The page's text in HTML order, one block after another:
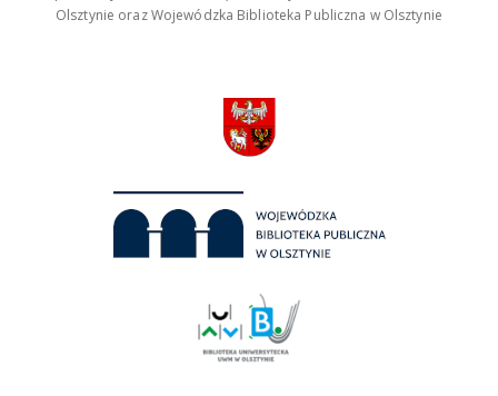
Olsztynie oraz Wojewódzka Biblioteka Publiczna w Olsztynie